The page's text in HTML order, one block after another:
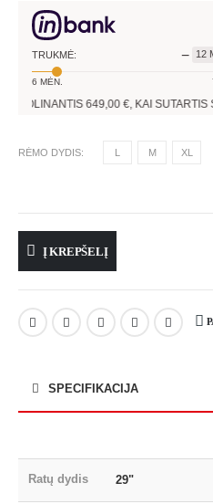
TRUKMĖ: − 12
6 MĖN.
649,00€, KAI SUTARTIS
RĖMO DYDIS M XL
Į KREPŠELĮ
SPECIFIKACIJA
Ratų dydis 29"